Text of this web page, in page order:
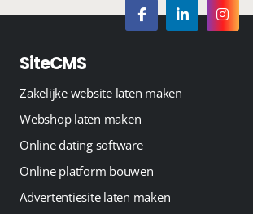
SiteCMS
Zakelijke website laten maken
Webshop laten maken
Online dating software
Online platform bouwen
Advertentiesite laten maken